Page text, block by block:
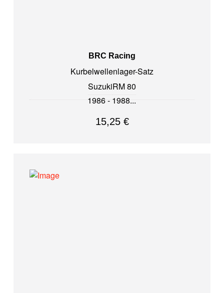
BRC Racing
Kurbelwellenlager-Satz
SuzukiRM 80
1986 - 1988
15,25 €